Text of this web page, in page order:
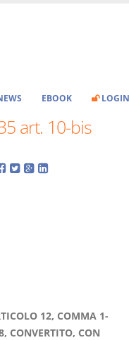
EBOOK LOGIN
art. 10-bis
12, COMMA 1-
CONVERTITO, CON